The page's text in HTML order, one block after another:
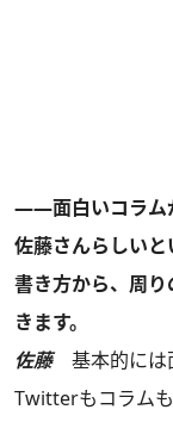
――面白いコラム
佐藤さんらしい
書き方から、周
きます。
佐藤基本的には
Twitterもコラム